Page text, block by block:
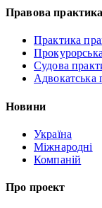
Правова практика
Практика
Судова
Адвокатська
Новини
Україна
Міжнародні
Компаній
Про проект